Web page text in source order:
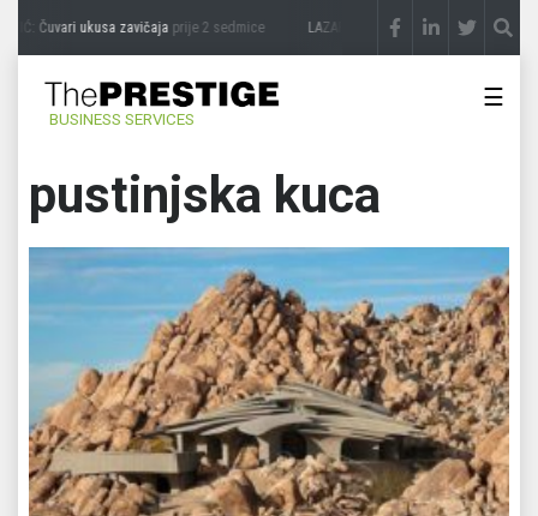
Čuvari ukusa zavičajaprije 2 sedmice LAZAR ĐURIĆ: Promocija potencijal
BUSINESS SERVICES
☰
pustinjska kuca